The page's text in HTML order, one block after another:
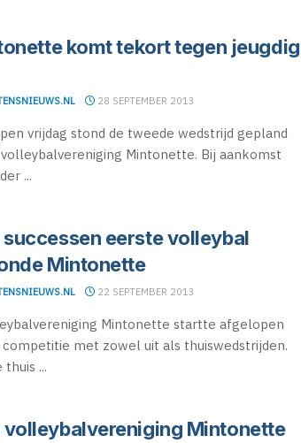
komt tekort tegen jeugdig
28 SEPTEMBER 2013
vrijdag stond de tweede wedstrijd gepland
Mintonette. Bij aankomst
...
eerste volleybal
Mintonette
22 SEPTEMBER 2013
Mintonette startte afgelopen
competitie met zowel uit als thuiswedstrijden.
thuis ...
volleybalvereniging Mintonette